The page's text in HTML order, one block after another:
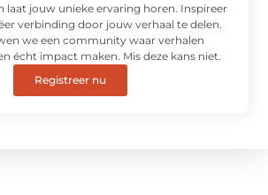
laat jouw unieke ervaring horen. Inspireer
verbinding door jouw verhaal te delen.
we een community waar verhalen
écht impact maken. Mis deze kans niet.
Registreer nu